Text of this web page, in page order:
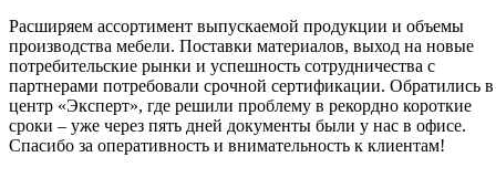
Расширяем ассортимент выпускаемой продукции и объемы
производства мебели. Поставки материалов, выход на новые
потребительские рынки и успешность сотрудничества с
партнерами потребовали срочной сертификации. Обратились в
центр «Эксперт», где решили проблему в рекордно короткие
сроки – уже через пять дней документы были у нас в офисе.
Спасибо за оперативность и внимательность к клиентам!